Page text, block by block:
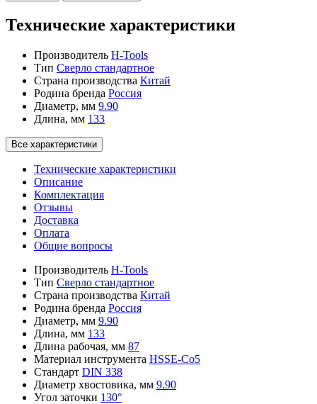
Технические характеристики
Производитель H-Tools
Тип Сверло стандартное
Страна производства Китай
Родина бренда Россия
Диаметр, мм 9.90
Длина, мм 133
Все характеристики
Технические характеристики
Описание
Комплектация
Отзывы
Доставка
Оплата
Общие вопросы
Производитель H-Tools
Тип Сверло стандартное
Страна производства Китай
Родина бренда Россия
Диаметр, мм 9.90
Длина, мм 133
Длина рабочая, мм 87
Материал инструмента HSSE-Co5
Стандарт DIN 338
Диаметр хвостовика, мм 9.90
Угол заточки 130°